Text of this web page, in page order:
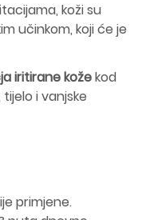
koži su
učinkom, koji će je
iritirane kožekod
i vanjske
primjene.